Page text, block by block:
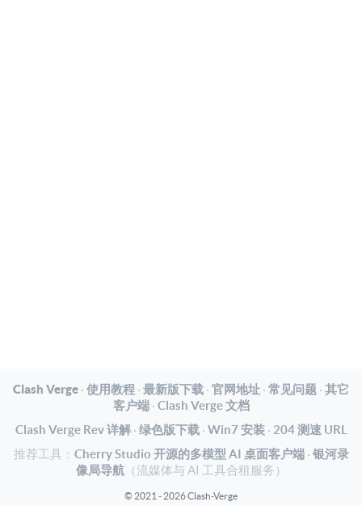
Clash Verge · 使用教程 · 最新版下载 · 官网地址 · 常见问题 · 其它
客户端· Clash Verge 文档
Clash Verge Rev 详解· 绿色版下载· Win7 安装· 204 测速 URL
推荐工具： Cherry Studio 开源的多模型 AI 桌面客户端· 银河录
像局导航（流媒体与 AI 工具合租服务）
© 2021 - 2026 Clash-Verge